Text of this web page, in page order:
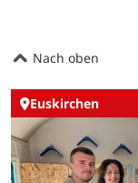
Nach oben
Euskirchen